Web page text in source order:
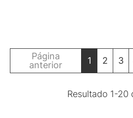
Página
anterior
1 2 3
Resultado 1-20